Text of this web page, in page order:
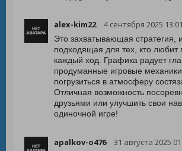
alex-kim22 4 сентября 2025 13:01
Это захватывающая стратегия,
подходящая для тех, кто любит
каждый ход. Графика радует
продуманные игровые
погрузиться в атмосферу
Отличная возможность
друзьями или улучшить свои
одиночной игре!
apalkov-o476 31 августа 2025